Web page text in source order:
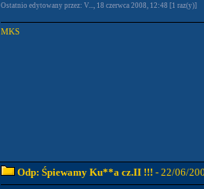
Ostatnio edytowany przez: V..., 18 czerwca 2008, 12:48 [1 raz(y)]
MKS
Odp: Śpiewamy Ku**a cz.II !!! - 22/06/